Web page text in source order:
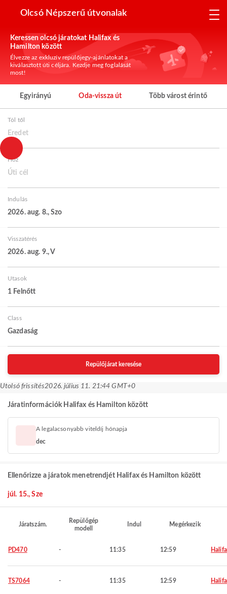
Olcsó Népszerű útvonalak
Keressen olcsó járatokat Halifax és
Hamilton között
Élvezze az exkluzív repülőjegy-ajánlatokat a
kiválasztott úti céljára. Kezdje meg foglalását
most!
Egyirányú Oda-vissza út Több várost érintő
Tól től
Eredet
Hoz
Úti cél
Indulás
2026. aug. 8., Szo
Visszatérés
2026. aug. 9., V
Utasok
1 Felnőtt
Class
Gazdaság
Repülőjárat keresése
Utolsó frissítés2026. július 11. 21:44 GMT+0
Járatinformációk Halifax és Hamilton között
A legalacsonyabb viteldíj hónapja
dec
Ellenőrizze a járatok menetrendjét Halifax és Hamilton között
júl. 15., Sze
Járatszám.
Repülőgép
modell
Indul Megérkezik
PD470 - 11:35 12:59
TS7064 - 11:35 12:59